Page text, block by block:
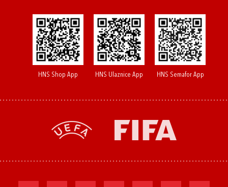
HNS Shop App HNS Ulaznice App HNS Semafor App